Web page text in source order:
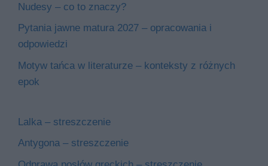
Nudesy – co to znaczy?
Pytania jawne matura 2027 – opracowania i
odpowiedzi
Motyw tańca w literaturze – konteksty z różnych
epok
Lalka – streszczenie
Antygona – streszczenie